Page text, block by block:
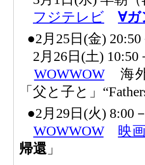
フジテレビ
∀ガ
●2月25日(金) 20:50
2月26日(土) 10:50
WOWWOW海外
「父と子と」
●2月29日(火) 8:00
WOWWOW
映画
帰還 」